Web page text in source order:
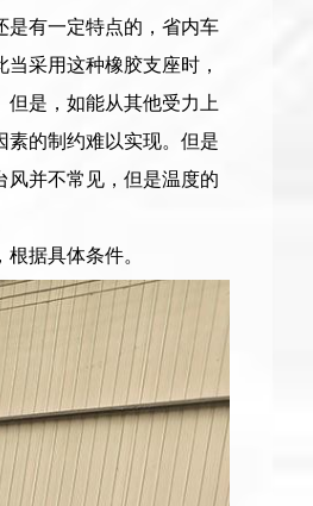
是有一定特点的，省内车
采用这种橡胶支座时，
是，如能从其他受力上
素的制约难以实现。但是
风并不常见，但是温度的
据具体条件。